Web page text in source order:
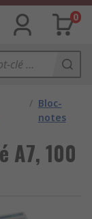
0
/ Bloc-
notes
A7, 100